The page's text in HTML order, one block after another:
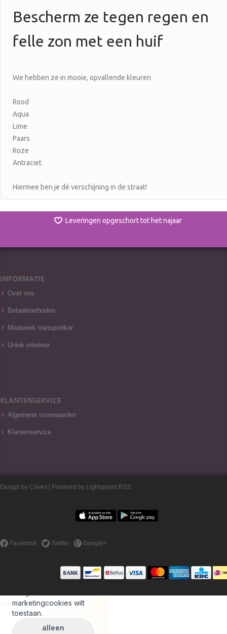
Bescherm ze tegen regen en
felle zon met een huif
We hebben ze in mooie, opvallende kleuren
Rood
Aqua
Lime
Paars
Roze
Antraciet
Hiermee ben je dé verschijning in de straat!
Leveringen opgeschort tot het najaar
INFORMATIE
Over ons
Betaalmethoden
Maatwerk transportkar
Uniek interieur
KLANTENSERVICE
Algemene voorwaarden
Klantenservice
Design by Crivex | Powered by Lightspeed RSS
Facebook Twitter Google+